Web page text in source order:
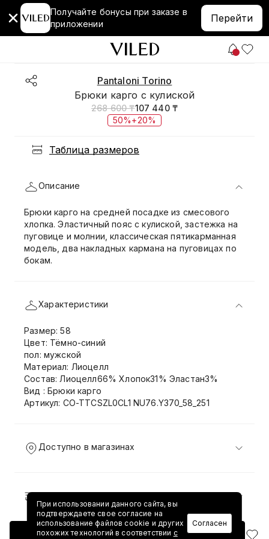
Получайте бонусы при заказе в
приложении
Перейти
Pantaloni Torino
Брюки карго с кулиской
268 600 ₸107 440 ₸
50%+20%
Таблица размеров
Добавить в корзину
Описание
Брюки карго на средней посадке из смесового
хлопка. Эластичный пояс с кулиской, застежка на
пуговице и молнии, классическая пятикарманная
модель, два накладных кармана на пуговицах по
бокам.
Характеристики
Размер: 58
Цвет: Тёмно-синий
пол: мужской
Материал: Лиоцелл
Состав: Лиоцелл66% Хлопок31% Эластан3%
Вид : Брюки карго
Артикул: CO-TTCSZL0CL1 NU76.Y370_58_251
Доступно в магазинах
Доставка и возврат
При использовании данного сайта, вы
подтверждаете свое согласие на
использование файлов cookie и других
похожих технологий в соответствии с
Согласен